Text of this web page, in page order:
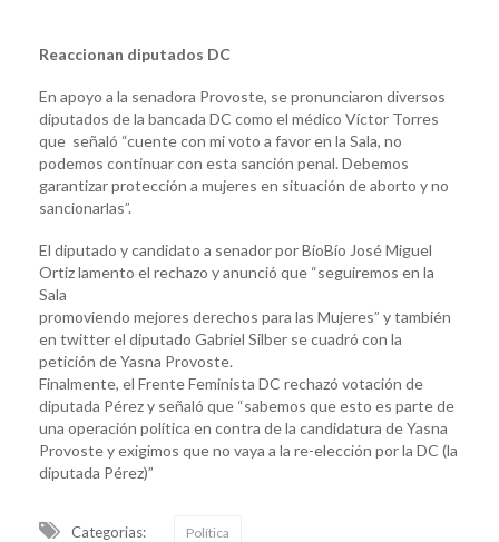
Reaccionan diputados DC
En apoyo a la senadora Provoste, se pronunciaron diversos
diputados de la bancada DC como el médico Víctor Torres
que señaló “cuente con mi voto a favor en la Sala, no
podemos continuar con esta sanción penal. Debemos
garantizar protección a mujeres en situación de aborto y no
sancionarlas”.
El diputado y candidato a senador por BíoBío José Miguel
Ortiz lamento el rechazo y anunció que “seguiremos en la
Sala
promoviendo mejores derechos para las Mujeres” y también
en twitter el diputado Gabriel Silber se cuadró con la
petición de Yasna Provoste.
Finalmente, el Frente Feminista DC rechazó votación de
diputada Pérez y señaló que “sabemos que esto es parte de
una operación política en contra de la candidatura de Yasna
Provoste y exigimos que no vaya a la re-elección por la DC (la
diputada Pérez)”
Categorias: Política